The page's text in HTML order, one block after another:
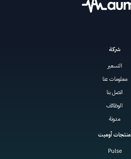
شركة
التسعير
معلومات عنا
اتصل بنا
الوظائف
مدونة
منتجات أوميت
Pulse